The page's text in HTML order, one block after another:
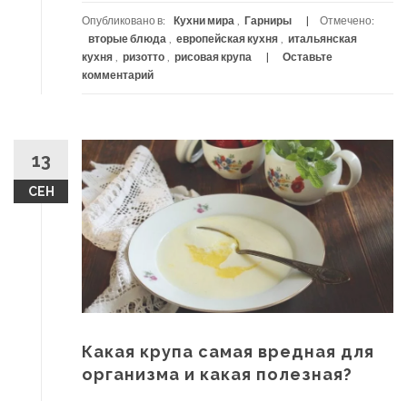
Опубликовано в: Кухни мира Гарниры
Отмечено:
вторые блюда
европейская кухня
итальянская
кухня
ризотто рисовая крупа
Оставьте
комментарий
13
СЕН
Какая крупа самая вредная для
организма и какая полезная?